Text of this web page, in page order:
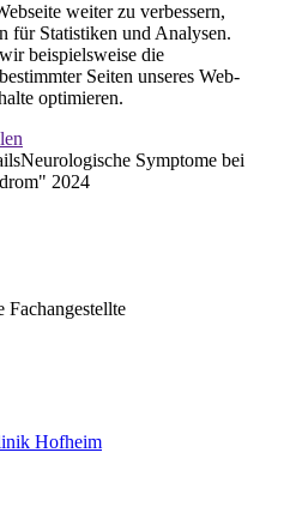
weiter zu verbessern,
für Statistiken und Analysen.
beispielsweise die
Seiten unseres Web-
optimieren.
Neurologische Symptome bei
2024
Hofheim